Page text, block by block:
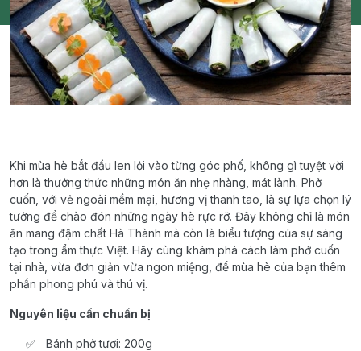
Khi mùa hè bắt đầu len lỏi vào từng góc phố, không gì tuyệt vời
hơn là thưởng thức những món ăn nhẹ nhàng, mát lành. Phở
cuốn, với vẻ ngoài mềm mại, hương vị thanh tao, là sự lựa chọn lý
tưởng để chào đón những ngày hè rực rỡ. Đây không chỉ là món
ăn mang đậm chất Hà Thành mà còn là biểu tượng của sự sáng
tạo trong ẩm thực Việt. Hãy cùng khám phá cách làm phở cuốn
tại nhà, vừa đơn giản vừa ngon miệng, để mùa hè của bạn thêm
phần phong phú và thú vị.
Nguyên liệu cần chuẩn bị
Bánh phở tươi: 200g